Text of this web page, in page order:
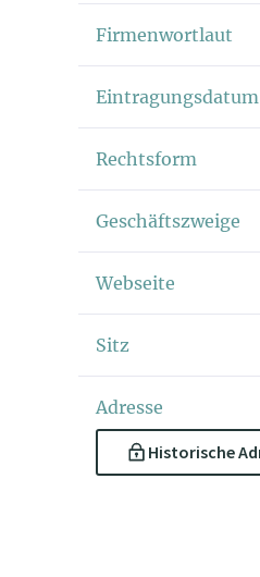
Firmenwortlaut
Eintragungsdatum
Rechtsform
Geschäftszweige
Webseite
Sitz
Adresse
Historische